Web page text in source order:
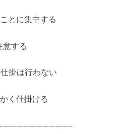
とに集中する
意する
掛は行わない
く仕掛ける